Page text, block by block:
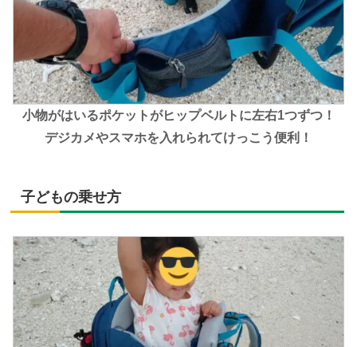
小物がはいるポケットがヒップベルトに左右1つずつ！
デジカメやスマホを入れられてけっこう便利！
子どもの乗せ方